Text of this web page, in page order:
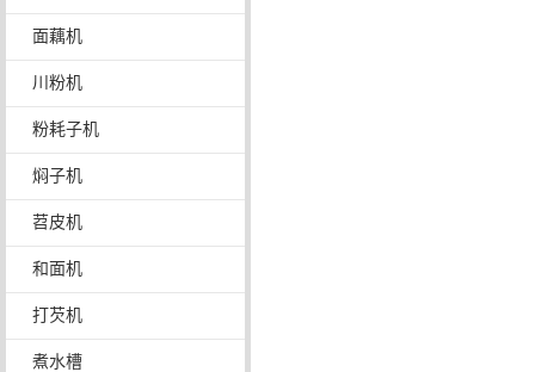
面藕机
川粉机
粉耗子机
焖子机
苕皮机
和面机
打芡机
煮水槽